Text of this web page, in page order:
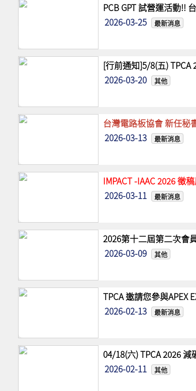
PCB GPT 試營運活動!!
2026-03-25
最新消息
[行前通知]5/8(五) TPCA
2026-03-20
其他
台灣電路板協會 新任秘
2026-03-13
最新消息
IMPACT -IAAC 2026 徵
2026-03-11
最新消息
2026第十二屆第二次會
2026-03-09
其他
TPCA 邀請您參與APEX
2026-02-13
最新消息
04/18(六) TPCA 2026
2026-02-11
其他